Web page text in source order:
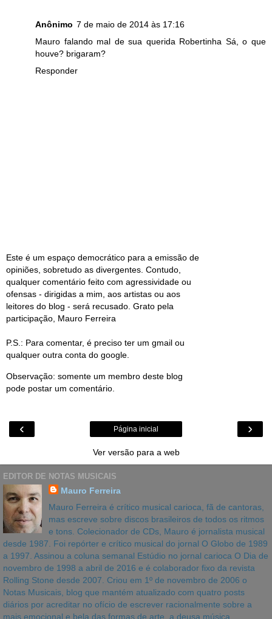
Anônimo 7 de maio de 2014 às 17:16
Mauro falando mal de sua querida Robertinha Sá, o que
houve? brigaram?
Responder
Este é um espaço democrático para a emissão de
opiniões, sobretudo as divergentes. Contudo,
qualquer comentário feito com agressividade ou
ofensas - dirigidas a mim, aos artistas ou aos
leitores do blog - será recusado. Grato pela
participação, Mauro Ferreira
P.S.: Para comentar, é preciso ter um gmail ou
qualquer outra conta do google.
Observação: somente um membro deste blog
pode postar um comentário.
‹ ›
Página inicial
Ver versão para a web
EDITOR DE NOTAS MUSICAIS
Mauro Ferreira
Mauro Ferreira é crítico musical carioca, fã de cantoras,
mas escreve sobre discos brasileiros de todos os ritmos
e tons. Colecionador de CDs, Mauro é jornalista musical
desde 1987. Foi repórter e crítico musical do jornal O Globo de 1989
a 1997. Assinou a coluna semanal Estúdio no jornal carioca O Dia de
novembro de 1998 a abril de 2016 e é colaborador fixo da revista
Rolling Stone desde 2007. Criou em 1º de novembro de 2006 o
Notas Musicais, blog que mantém atualizado com quatro posts
diários por acreditar no ofício de escrever racionalmente sobre a
mais emocional e bela das formas de arte, a deusa música.